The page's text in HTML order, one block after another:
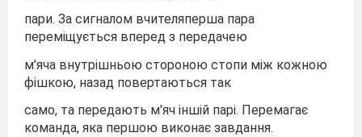
пари. За сигналом вчителяперша пара
переміщується вперед з передачею
м'яча внутрішньою стороною стопи між кожною
фішкою, назад повертаються так
само, та передають м'яч іншій парі. Перемагає
команда, яка першою виконає завдання.